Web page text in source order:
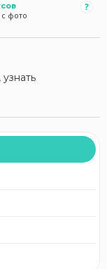
с фото